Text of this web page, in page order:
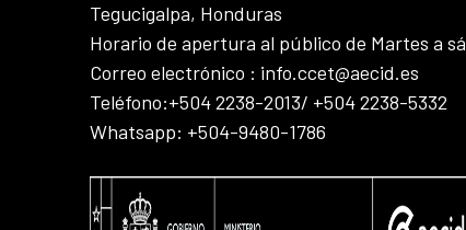
Tegucigalpa, Honduras
Horario de apertura al público de Martes a
Correo electrónico : info.ccet@aecid.es
Teléfono:+504 2238-2013/ +504 2238-5332
Whatsapp: +504-9480-1786